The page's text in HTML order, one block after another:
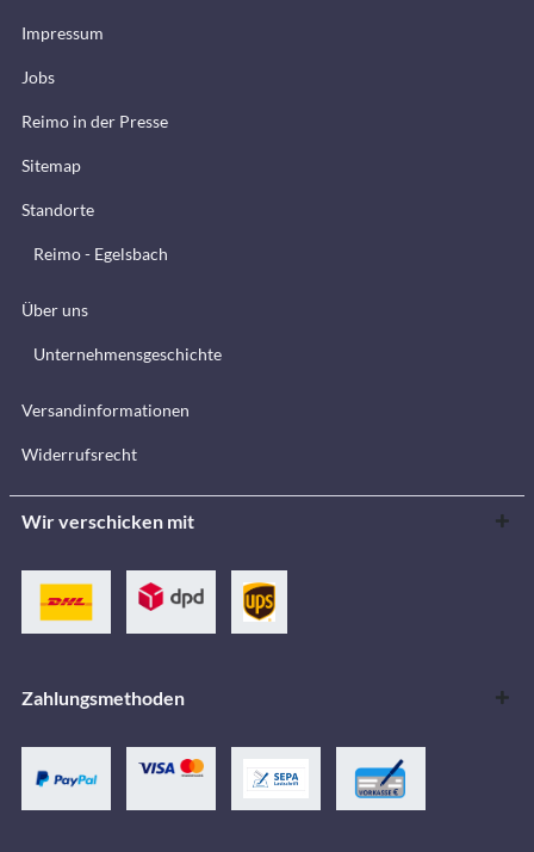
Impressum
Jobs
Reimo in der Presse
Sitemap
Standorte
Reimo - Egelsbach
Über uns
Unternehmensgeschichte
Versandinformationen
Widerrufsrecht
Wir verschicken mit
Zahlungsmethoden